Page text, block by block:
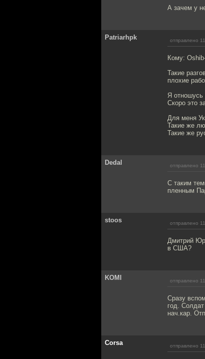
А зачем у
Patriarhpk отправлено
Кому:
Такие
плохие
Я отношусь
Скоро это
Для меня
Такие же
Такие же
Dedal отправлено
С таким
пленным
stoos отправлено
Дмитрий
в США?
KOMI отправлено
Сразу
год.
нач.кар.
Corsa отправлено